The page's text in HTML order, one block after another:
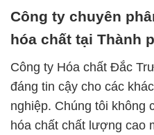
Công ty chuyên
hóa chất tại Thành
Công ty Hóa chất Đắc
đáng tin cậy cho các
nghiệp. Chúng tôi không
hóa chất chất lượng cao